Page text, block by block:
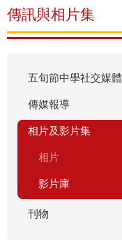
傳訊與相片集
五旬節中學社交媒體
傳媒報導
相片及影片集
相片
影片庫
刊物